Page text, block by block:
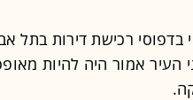
בדפוסי רכישת דירות בתל
העיר אמור היה להיות